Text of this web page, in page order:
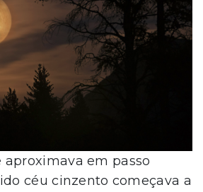
aproximava em passo
céu cinzento começava a